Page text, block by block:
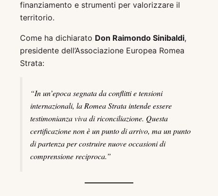
finanziamento e strumenti per valorizzare il
territorio.
Come ha dichiarato Don Raimondo Sinibaldi,
presidente dell’Associazione Europea Romea
Strata:
“In un’epoca segnata da conflitti e tensioni
internazionali, la Romea Strata intende essere
testimonianza viva di riconciliazione. Questa
certificazione non è un punto di arrivo, ma un punto
di partenza per costruire nuove occasioni di
comprensione reciproca.”